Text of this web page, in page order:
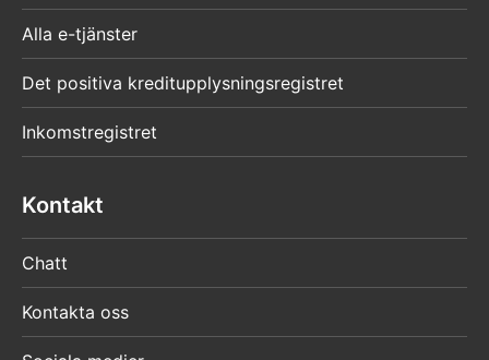
Alla e-tjänster
Det positiva kreditupplysningsregistret
Inkomstregistret
Kontakt
Chatt
Kontakta oss